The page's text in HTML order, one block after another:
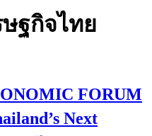
ฐกิจไทย
FORUM
Next